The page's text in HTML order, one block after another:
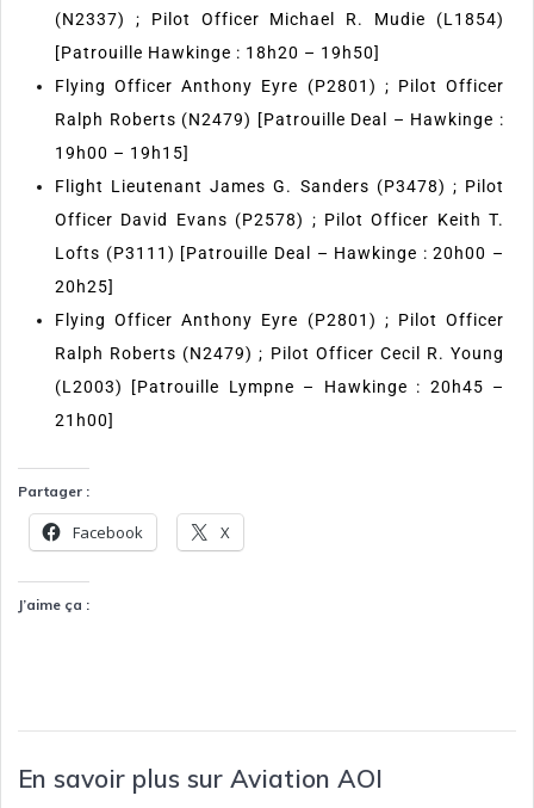
(N2337) ; Pilot Officer Michael R. Mudie (L1854)
[Patrouille Hawkinge : 18h20 – 19h50]
Flying Officer Anthony Eyre (P2801) ; Pilot Officer
Ralph Roberts (N2479) [Patrouille Deal – Hawkinge :
19h00 – 19h15]
Flight Lieutenant James G. Sanders (P3478) ; Pilot
Officer David Evans (P2578) ; Pilot Officer Keith T.
Lofts (P3111) [Patrouille Deal – Hawkinge : 20h00 –
20h25]
Flying Officer Anthony Eyre (P2801) ; Pilot Officer
Ralph Roberts (N2479) ; Pilot Officer Cecil R. Young
(L2003) [Patrouille Lympne – Hawkinge : 20h45 –
21h00]
Partager :
Facebook X
J’aime ça :
En savoir plus sur Aviation AOI